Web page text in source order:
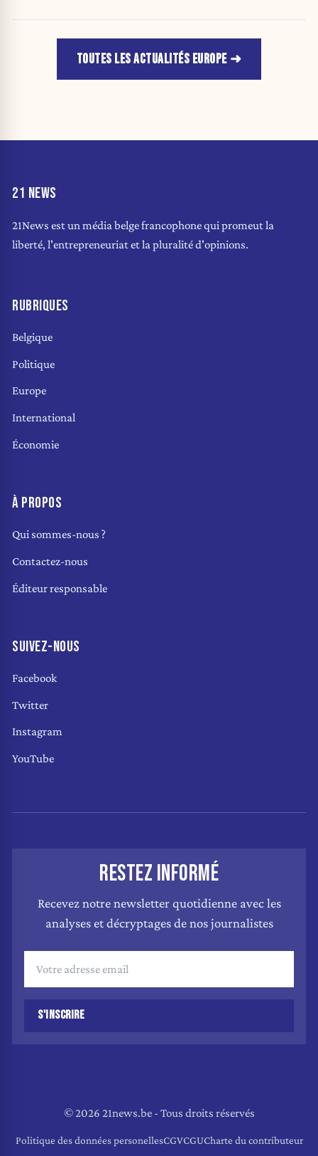
TOUTES LES ACTUALITÉS EUROPE
21 NEWS
21News est un média belge francophone qui promeut la
liberté, l'entrepreneuriat et la pluralité d'opinions.
RUBRIQUES
Belgique
Politique
Europe
International
Économie
À PROPOS
Qui sommes-nous ?
Contactez-nous
Éditeur responsable
SUIVEZ-NOUS
Facebook
Twitter
Instagram
YouTube
RESTEZ INFORMÉ
Recevez notre newsletter quotidienne avec les
analyses et décryptages de nos journalistes
S'INSCRIRE
© 2026 21news.be - Tous droits réservés
Politique des données personellesCGVCGUCharte du contributeur